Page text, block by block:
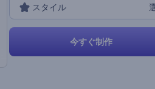
スタイル
今すぐ制作